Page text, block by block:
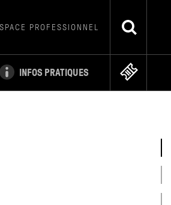
INFOS PRATIQUES
PROFESSIONNEL